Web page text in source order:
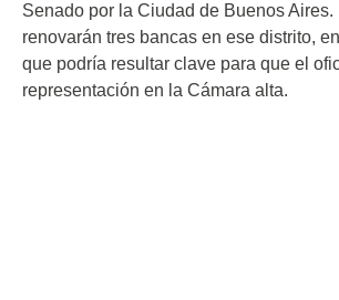
Senado por la Ciudad de Buenos Aires.
renovarán tres bancas en ese distrito,
que podría resultar clave para que el
representación en la Cámara alta.